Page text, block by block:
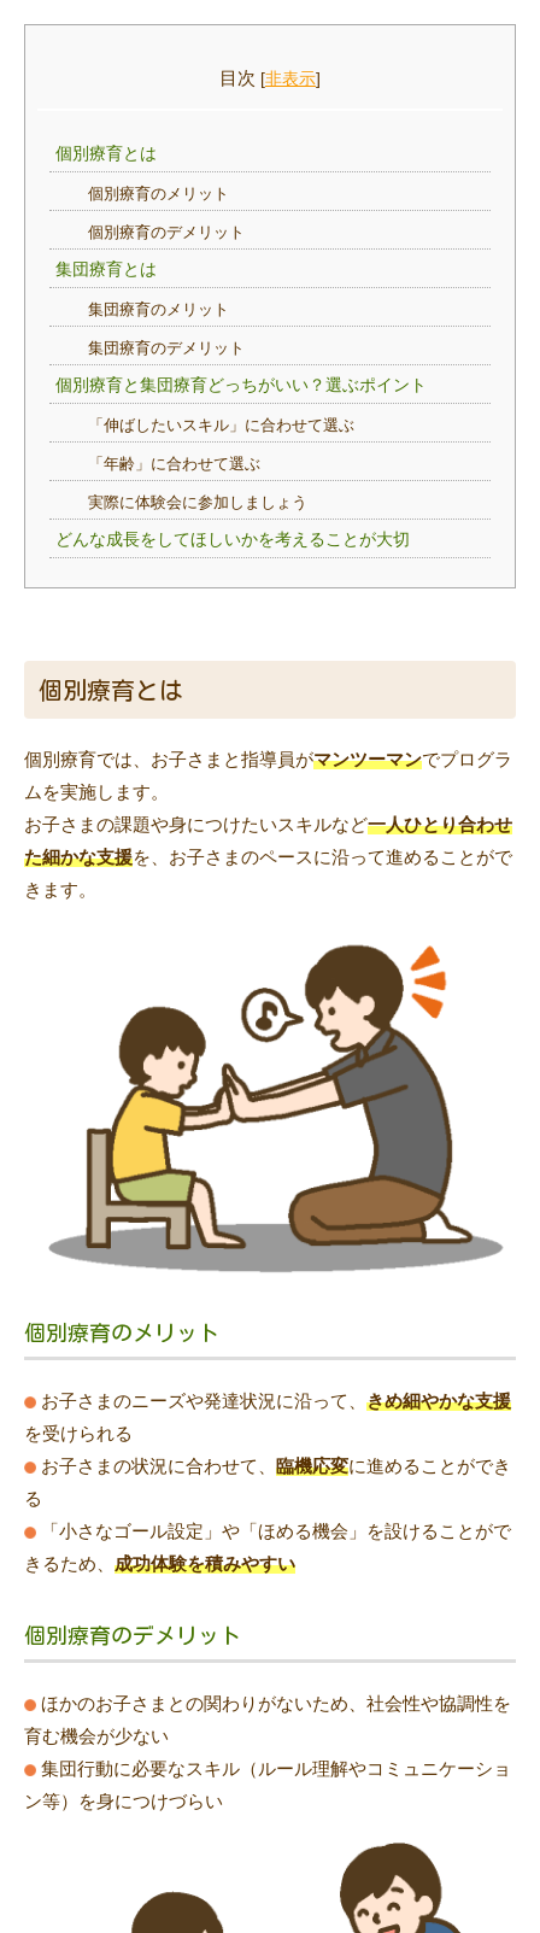
目次 [非表示]
個別療育とは
個別療育のメリット
個別療育のデメリット
集団療育とは
集団療育のメリット
集団療育のデメリット
個別療育と集団療育どっちがいい？選ぶポイント
「伸ばしたいスキル」に合わせて選ぶ
「年齢」に合わせて選ぶ
実際に体験会に参加しましょう
どんな成長をしてほしいかを考えることが大切
個別療育とは
個別療育では、お子さまと指導員がマンツーマンでプログラ
ムを実施します。
お子さまの課題や身につけたいスキルなど一人ひとり合わせ
た細かな支援を、お子さまのペースに沿って進めることがで
きます。
個別療育のメリット
お子さまのニーズや発達状況に沿って、 きめ細やかな支援
を受けられる
お子さまの状況に合わせて、 臨機応変に進めることができ
る
「小さなゴール設定」や「ほめる機会」を設けることがで
きるため、 成功体験を積みやすい
個別療育のデメリット
ほかのお子さまとの関わりがないため、社会性や協調性を
育む機会が少ない
集団行動に必要なスキル（ルール理解やコミュニケーショ
ン等）を身につけづらい